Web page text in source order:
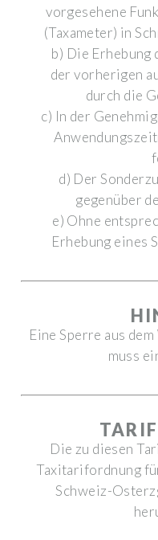
vorgesehene
(Taxameter) in
b) Die Erhebung
der vorherigen
durch die
c) In der
d) Der
gegenüber
e) Ohne
Erhebung eines
Eine Sperre aus
muss
Die zu diesen
Taxitarifordnung
Schweiz-